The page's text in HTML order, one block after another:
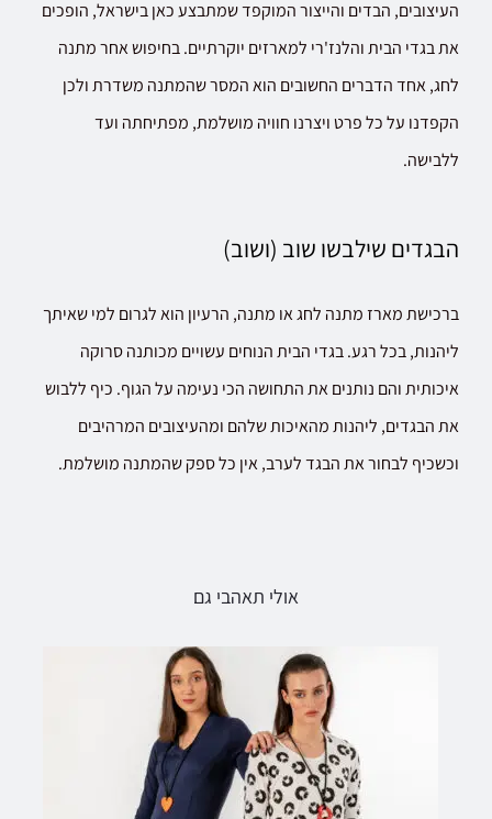
העיצובים, הבדים והייצור המוקפד שמתבצע כאן בישראל, הופכים
את בגדי הבית והלנז'רי למארזים יוקרתיים. בחיפוש אחר מתנה
לחג, אחד הדברים החשובים הוא המסר שהמתנה משדרת ולכן
הקפדנו על כל פרט ויצרנו חוויה מושלמת, מפתיחתה ועד
ללבישה.
הבגדים שילבשו שוב (ושוב)
ברכישת מארז מתנה לחג או מתנה, הרעיון הוא לגרום למי שאיתך
ליהנות, בכל רגע. בגדי הבית הנוחים עשויים מכותנה סרוקה
איכותית והם נותנים את התחושה הכי נעימה על הגוף. כיף ללבוש
את הבגדים, ליהנות מהאיכות שלהם ומהעיצובים המרהיבים
וכשכיף לבחור את הבגד לערב, אין כל ספק שהמתנה מושלמת.
אולי תאהבי גם